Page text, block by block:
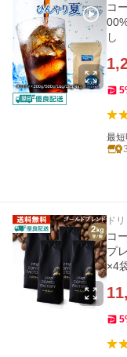
コ
し
5
最
ド
コ
プ
×4
5